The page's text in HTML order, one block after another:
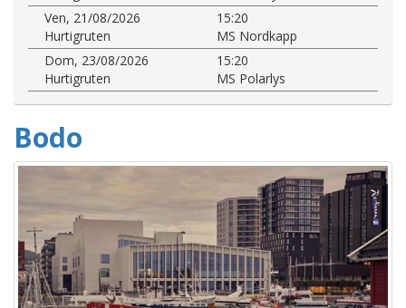
Ven, 21/08/2026
15:20
Hurtigruten
MS Nordkapp
Dom, 23/08/2026
15:20
Hurtigruten
MS Polarlys
Bodo